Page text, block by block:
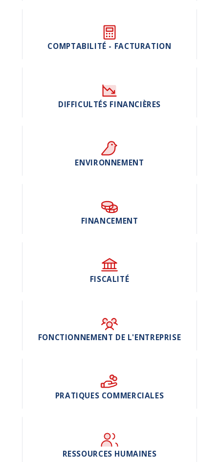
COMPTABILITÉ - FACTURATION
DIFFICULTÉS FINANCIÈRES
ENVIRONNEMENT
FINANCEMENT
FISCALITÉ
FONCTIONNEMENT DE L'ENTREPRISE
PRATIQUES COMMERCIALES
RESSOURCES HUMAINES